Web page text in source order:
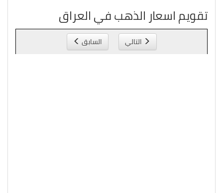
تقويم اسعار الذهب في العراق
التالي السابق